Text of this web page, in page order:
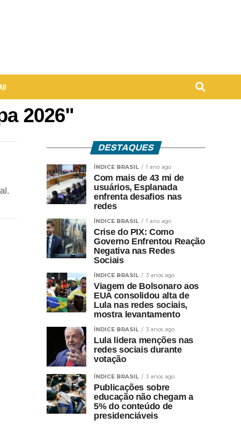
2026"
DESTAQUES
ÍNDICE BRASIL 1 ano ago
Com mais de 43 mi de
usuários, Esplanada
enfrenta desafios nas
redes
ÍNDICE BRASIL 1 ano ago
Crise do PIX: Como
Governo Enfrentou Reação
Negativa nas Redes
Sociais
ÍNDICE BRASIL 3 anos ago
Viagem de Bolsonaro aos
EUA consolidou alta de
Lula nas redes sociais,
mostra levantamento
ÍNDICE BRASIL 3 anos ago
Lula lidera menções nas
redes sociais durante
votação
ÍNDICE BRASIL 3 anos ago
Publicações sobre
educação não chegam a
5% do conteúdo de
presidenciáveis